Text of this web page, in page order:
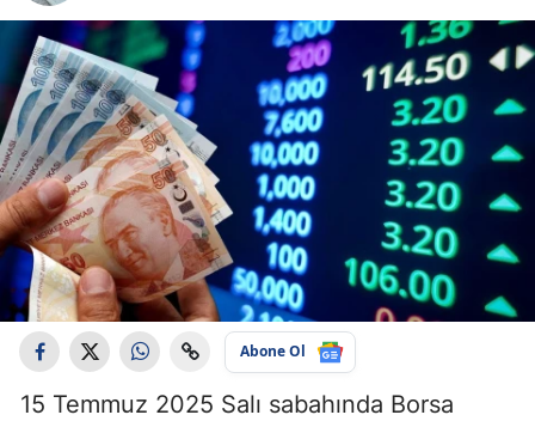
Abone Ol
15 Temmuz 2025 Salı sabahında Borsa